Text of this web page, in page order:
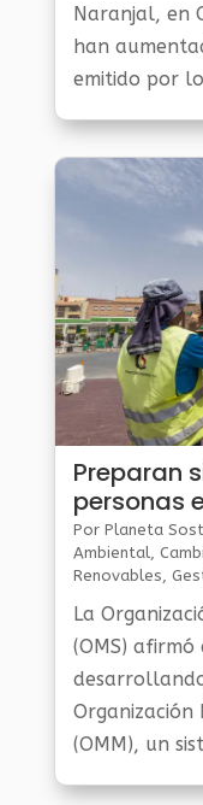
Naranjal, en
han
emitido por
encontrado
Preparan
personas
calor
Por Planeta
Ambiental
Renovables
La
(OMS)
(OMM), un